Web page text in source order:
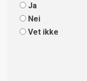
Ja
Nei
Vet ikke